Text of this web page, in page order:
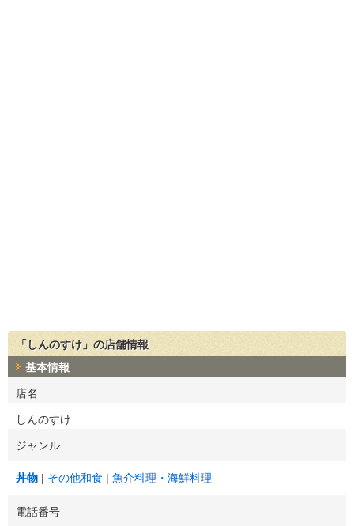
「しんのすけ」の店舗情報
基本情報
店名
しんのすけ
ジャンル
丼物 その他和食 魚介料理・海鮮料理
電話番号